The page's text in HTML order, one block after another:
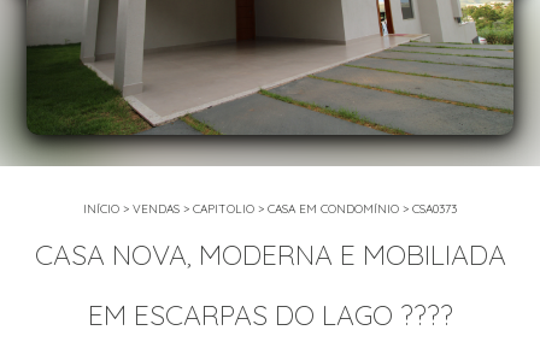
INÍCIO > VENDAS > CAPITOLIO > CASA EM CONDOMÍNIO > CSA0373
CASA NOVA, MODERNA E MOBILIADA
EM ESCARPAS DO LAGO ????